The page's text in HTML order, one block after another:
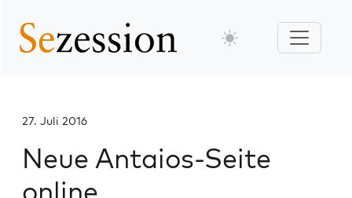
27. Juli 2016
Neue Antaios-Seite